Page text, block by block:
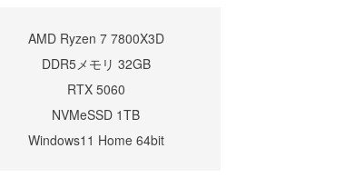
AMD Ryzen 7 7800X3D
DDR5メモリ 32GB
RTX 5060
NVMeSSD 1TB
Windows11 Home 64bit